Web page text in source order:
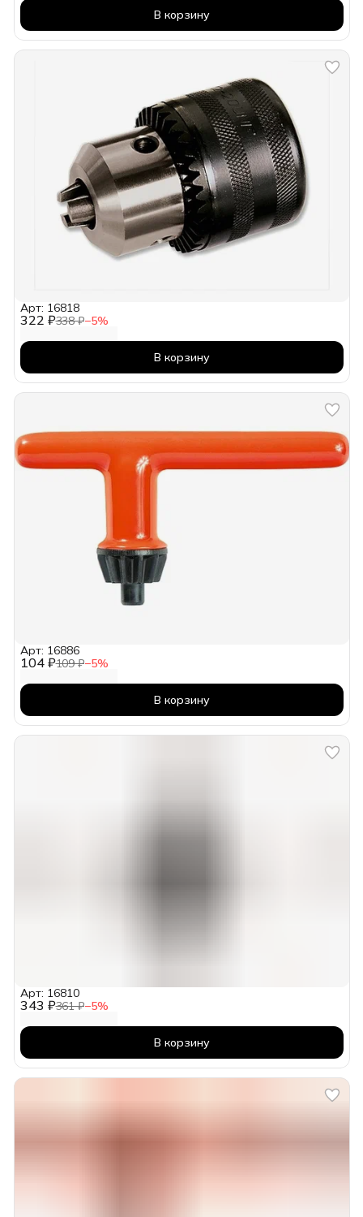
В корзину
322 ₽338 ₽−5%
Арт: 16818
В корзину
104 ₽109 ₽−5%
Арт: 16886
В корзину
343 ₽361 ₽−5%
Арт: 16810
В корзину